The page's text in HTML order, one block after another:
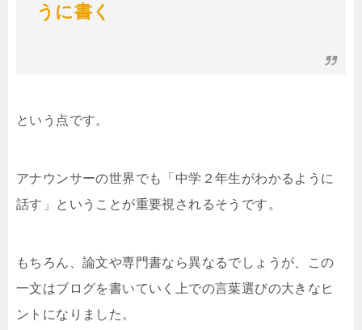
うに書く
という点です。
アナウンサーの世界でも「中学２年生がわかるように
話す」ということが重要視されるそうです。
もちろん、論文や専門書なら異なるでしょうが、この
一文はブログを書いていく上での言葉選びの大きなヒ
ントになりました。